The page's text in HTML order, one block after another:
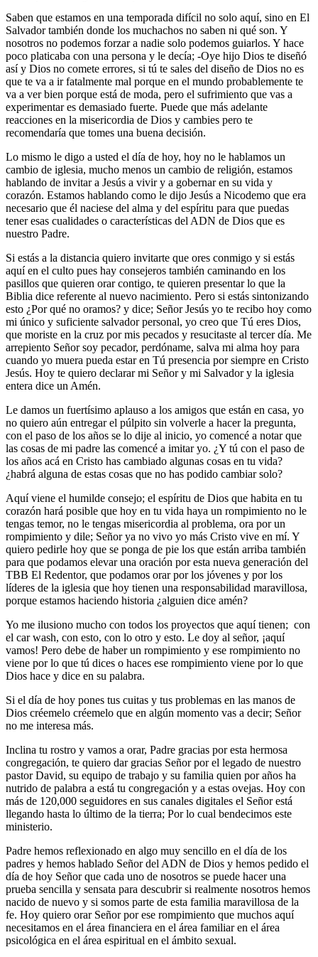
Saben que estamos en una temporada difícil no solo aquí, sino en El
Salvador también donde los muchachos no saben ni qué son. Y
nosotros no podemos forzar a nadie solo podemos guiarlos. Y hace
poco platicaba con una persona y le decía; -Oye hijo Dios te diseñó
así y Dios no comete errores, si tú te sales del diseño de Dios no es
que te va a ir fatalmente mal porque en el mundo probablemente te
va a ver bien porque está de moda, pero el sufrimiento que vas a
experimentar es demasiado fuerte. Puede que más adelante
reacciones en la misericordia de Dios y cambies pero te
recomendaría que tomes una buena decisión.
Lo mismo le digo a usted el día de hoy, hoy no le hablamos un
cambio de iglesia, mucho menos un cambio de religión, estamos
hablando de invitar a Jesús a vivir y a gobernar en su vida y
corazón. Estamos hablando como le dijo Jesús a Nicodemo que era
necesario que él naciese del alma y del espíritu para que puedas
tener esas cualidades o características del ADN de Dios que es
nuestro Padre.
Si estás a la distancia quiero invitarte que ores conmigo y si estás
aquí en el culto pues hay consejeros también caminando en los
pasillos que quieren orar contigo, te quieren presentar lo que la
Biblia dice referente al nuevo nacimiento. Pero si estás sintonizando
esto ¿Por qué no oramos? y dice; Señor Jesús yo te recibo hoy como
mi único y suficiente salvador personal, yo creo que Tú eres Dios,
que moriste en la cruz por mis pecados y resucitaste al tercer día. Me
arrepiento Señor soy pecador, perdóname, salva mi alma hoy para
cuando yo muera pueda estar en Tú presencia por siempre en Cristo
Jesús. Hoy te quiero declarar mi Señor y mi Salvador y la iglesia
entera dice un Amén.
Le damos un fuertísimo aplauso a los amigos que están en casa, yo
no quiero aún entregar el púlpito sin volverle a hacer la pregunta,
con el paso de los años se lo dije al inicio, yo comencé a notar que
las cosas de mi padre las comencé a imitar yo. ¿Y tú con el paso de
los años acá en Cristo has cambiado algunas cosas en tu vida?
¿habrá alguna de estas cosas que no has podido cambiar solo?
Aquí viene el humilde consejo; el espíritu de Dios que habita en tu
corazón hará posible que hoy en tu vida haya un rompimiento no le
tengas temor, no le tengas misericordia al problema, ora por un
rompimiento y dile; Señor ya no vivo yo más Cristo vive en mí. Y
quiero pedirle hoy que se ponga de pie los que están arriba también
para que podamos elevar una oración por esta nueva generación del
TBB El Redentor, que podamos orar por los jóvenes y por los
líderes de la iglesia que hoy tienen una responsabilidad maravillosa,
porque estamos haciendo historia ¿alguien dice amén?
Yo me ilusiono mucho con todos los proyectos que aquí tienen; con
el car wash, con esto, con lo otro y esto. Le doy al señor, ¡aquí
vamos! Pero debe de haber un rompimiento y ese rompimiento no
viene por lo que tú dices o haces ese rompimiento viene por lo que
Dios hace y dice en su palabra.
Si el día de hoy pones tus cuitas y tus problemas en las manos de
Dios créemelo créemelo que en algún momento vas a decir; Señor
no me interesa más.
Inclina tu rostro y vamos a orar, Padre gracias por esta hermosa
congregación, te quiero dar gracias Señor por el legado de nuestro
pastor David, su equipo de trabajo y su familia quien por años ha
nutrido de palabra a está tu congregación y a estas ovejas. Hoy con
más de 120,000 seguidores en sus canales digitales el Señor está
llegando hasta lo último de la tierra; Por lo cual bendecimos este
ministerio.
Padre hemos reflexionado en algo muy sencillo en el día de los
padres y hemos hablado Señor del ADN de Dios y hemos pedido el
día de hoy Señor que cada uno de nosotros se puede hacer una
prueba sencilla y sensata para descubrir si realmente nosotros hemos
nacido de nuevo y si somos parte de esta familia maravillosa de la
fe. Hoy quiero orar Señor por ese rompimiento que muchos aquí
necesitamos en el área financiera en el área familiar en el área
psicológica en el área espiritual en el ámbito sexual.